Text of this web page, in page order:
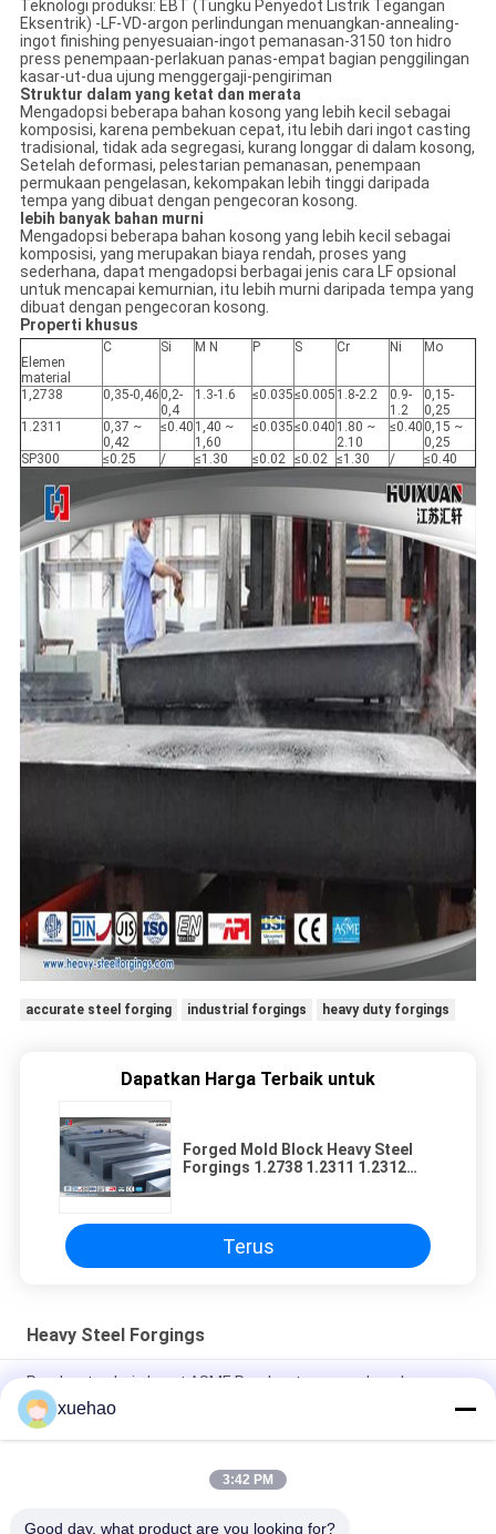
Teknologi produksi: EBT (Tungku Penyedot Listrik Tegangan
Eksentrik) -LF-VD-argon perlindungan menuangkan-annealing-
ingot finishing penyesuaian-ingot pemanasan-3150 ton hidro
press penempaan-perlakuan panas-empat bagian penggilingan
kasar-ut-dua ujung menggergaji-pengiriman
Struktur dalam yang ketat dan merata
Mengadopsi beberapa bahan kosong yang lebih kecil sebagai
komposisi, karena pembekuan cepat, itu lebih dari ingot casting
tradisional, tidak ada segregasi, kurang longgar di dalam kosong,
Setelah deformasi, pelestarian pemanasan, penempaan
permukaan pengelasan, kekompakan lebih tinggi daripada
tempa yang dibuat dengan pengecoran kosong.
lebih banyak bahan murni
Mengadopsi beberapa bahan kosong yang lebih kecil sebagai
komposisi, yang merupakan biaya rendah, proses yang
sederhana, dapat mengadopsi berbagai jenis cara LF opsional
untuk mencapai kemurnian, itu lebih murni daripada tempa yang
dibuat dengan pengecoran kosong.
Properti khusus
Elemen
material
C Si M N P S Cr Ni Mo
1,2738 0,35-0,46 0,2-
0,4
1.3-1.6 ≤0.035≤0.005 1.8-2.2
0.9-
1.2
0,15-
0,25
1.2311
0,37 ~
0,42
≤0.40 1,40 ~
1,60
≤0.035≤0.040 1.80 ~
2.10
≤0.40 0,15 ~
0,25
SP300
≤0.25 / ≤1.30 ≤0.02 ≤0.02 ≤1.30 / ≤0.40
accurate steel forging industrial forgings heavy duty forgings
Dapatkan Harga Terbaik untuk
Forged Mold Block Heavy Steel
Forgings 1.2738 1.2311 1.2312
Terus
Heavy Steel Forgings
Pembuatan baja berat ASME Pembuatan poros kapal, poros
kapal, poros ekor, stok kemudi
GB/ASTM/ASME/EN Kotak pengumpulan air,tangki,pipa,barel
1045 / 4140 / eksentrik Pembiakan Baja Berat Pembiakan Baja
xuehao
3:42 PM
Good day, what product are you looking for?